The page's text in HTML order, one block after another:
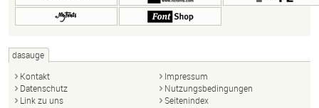
dasauge
Kontakt
Impressum
Datenschutz
Nutzungsbedingungen
Link zu uns
Seitenindex